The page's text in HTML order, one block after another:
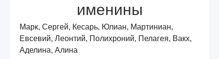
именины
Марк, Сергей, Кесарь, Юлиан, Мартиниан,
Евсевий, Леонтий, Полихроний, Пелагея, Вакх,
Аделина, Алина